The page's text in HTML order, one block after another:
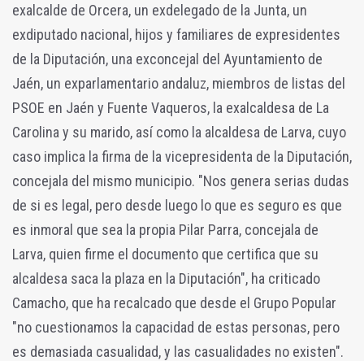
exalcalde de Orcera, un exdelegado de la Junta, un
exdiputado nacional, hijos y familiares de expresidentes
de la Diputación, una exconcejal del Ayuntamiento de
Jaén, un exparlamentario andaluz, miembros de listas del
PSOE en Jaén y Fuente Vaqueros, la exalcaldesa de La
Carolina y su marido, así como la alcaldesa de Larva, cuyo
caso implica la firma de la vicepresidenta de la Diputación,
concejala del mismo municipio. "Nos genera serias dudas
de si es legal, pero desde luego lo que es seguro es que
es inmoral que sea la propia Pilar Parra, concejala de
Larva, quien firme el documento que certifica que su
alcaldesa saca la plaza en la Diputación", ha criticado
Camacho, que ha recalcado que desde el Grupo Popular
"no cuestionamos la capacidad de estas personas, pero
es demasiada casualidad, y las casualidades no existen".